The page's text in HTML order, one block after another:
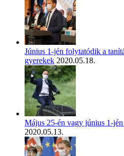
Június 1-jén folytatódik a
gyerekek 2020.05.18.
Május 25-én vagy június 1-
2020.05.13.